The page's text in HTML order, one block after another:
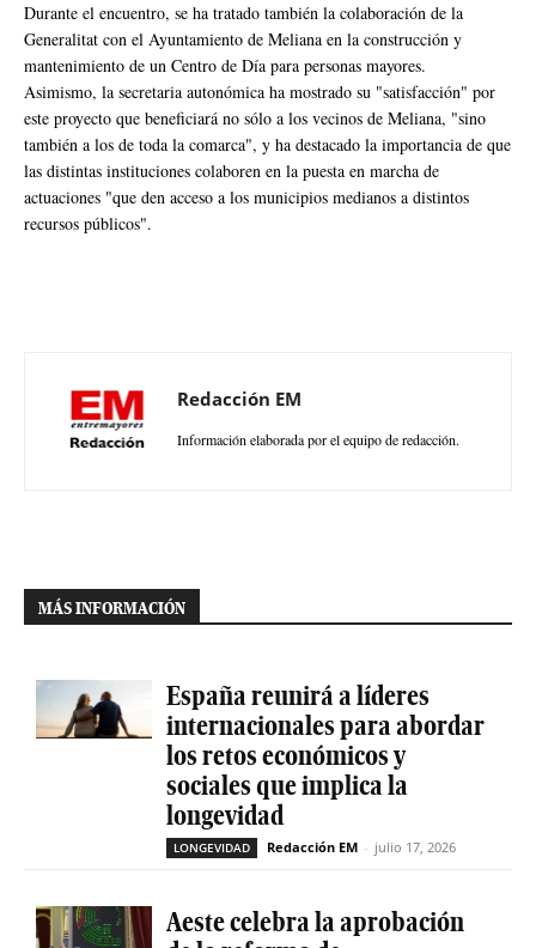
Durante el encuentro, se ha tratado también la colaboración de la
Generalitat con el Ayuntamiento de Meliana en la construcción y
mantenimiento de un Centro de Día para personas mayores.
Asimismo, la secretaria autonómica ha mostrado su "satisfacción" por
este proyecto que beneficiará no sólo a los vecinos de Meliana, "sino
también a los de toda la comarca", y ha destacado la importancia de que
las distintas instituciones colaboren en la puesta en marcha de
actuaciones "que den acceso a los municipios medianos a distintos
recursos públicos".
Redacción EM
Información elaborada por el equipo de redacción.
MÁS INFORMACIÓN
España reunirá a líderes
internacionales para abordar
los retos económicos y
sociales que implica la
longevidad
LONGEVIDAD Redacción EM - julio 17, 2026
Aeste celebra la aprobación